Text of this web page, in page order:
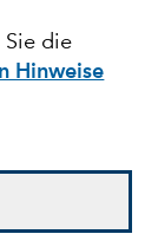
Sie die
Hinweise